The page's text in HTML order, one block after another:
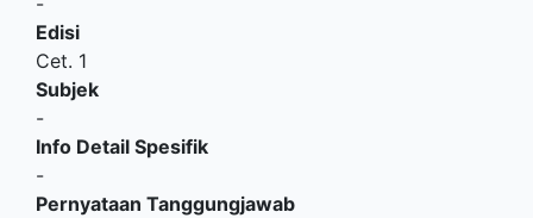
Edisi
Cet. 1
Subjek
-
Info Detail Spesifik
-
Pernyataan Tanggungjawab